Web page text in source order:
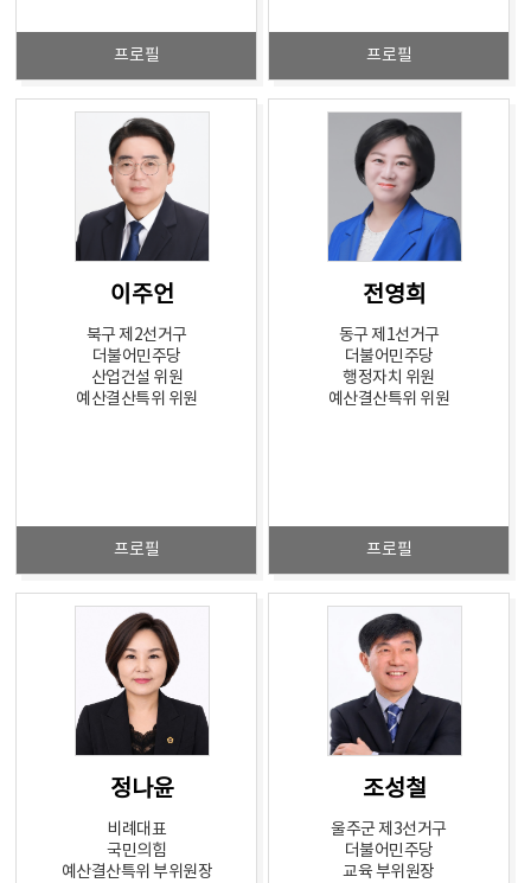
프로필 프로필
이주언
북구 제2선거구
더불어민주당
산업건설 위원
예산결산특위 위원
프로필
전영희
동구 제1선거구
더불어민주당
행정자치 위원
예산결산특위 위원
프로필
정나윤
비례대표
국민의힘
예산결산특위 부위원장
조성철
울주군 제3선거구
더불어민주당
교육 부위원장